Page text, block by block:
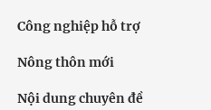
Công nghiệp hỗ trợ
Nông thôn mới
Nội dung chuyên đề